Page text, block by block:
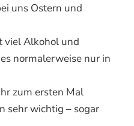
uns Ostern und
viel Alkohol und
normalerweise nur in
zum ersten Mal
sehr wichtig – sogar